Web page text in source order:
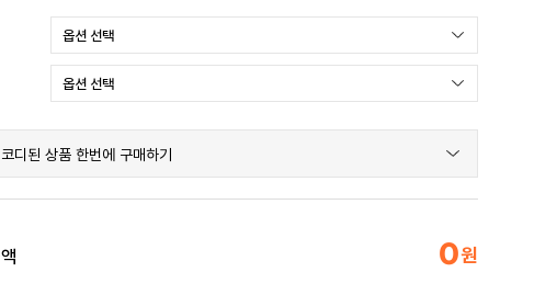
디된 상품 한번에 구매하기
0원